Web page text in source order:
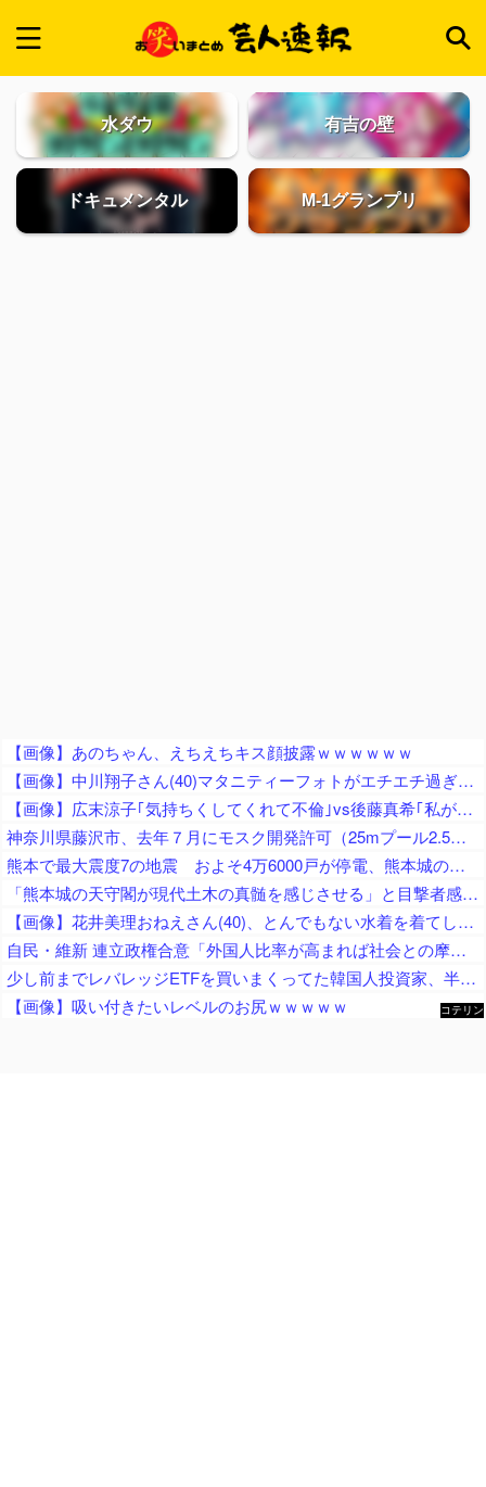
水ダウ 有吉の壁
ドキュメンタル M-1グランプリ
【画像】あのちゃん、えちえちキス顔披露ｗｗｗｗｗｗ
【画像】中川翔子さん(40)マタニティーフォトがエチエチ過ぎるｗｗｗｗｗｗｗｗ
【画像】広末涼子｢気持ちくしてくれて不倫｣vs後藤真希｢私がゴマキ不倫｣
神奈川県藤沢市、去年７月にモスク開発許可（25mプール2.5個分くらいのサイズ） → 反対署名3万人超、藤沢市議会にモスク反対の請願・陳情が40件以上 → 市議会、すべて否決
熊本で最大震度7の地震 およそ4万6000戸が停電、熊本城の石垣が崩れたとの情報 川内・玄海原発に異常なし、通常運転継続中 生放送中だったジャパネットさん、ヘルメット被って地震情報を伝える
「熊本城の天守閣が現代土木の真髄を感じさせる」と目撃者感嘆、10年前の地震で満身創痍状態になっていたが……
【画像】花井美理おねえさん(40)、とんでもない水着を着てしまうｗｗ
自民・維新 連立政権合意「外国人比率が高まれば社会との摩擦が起きかねない」外国人の受け入れ人数に量的管理（数値目標の検討を含む）を進める 経済界「制限強化は困る」と懸念
少し前までレバレッジETFを買いまくってた韓国人投資家、半導体株が下落局面に突入したと判断した途端に……
【画像】吸い付きたいレベルのお尻ｗｗｗｗｗ
コテリン